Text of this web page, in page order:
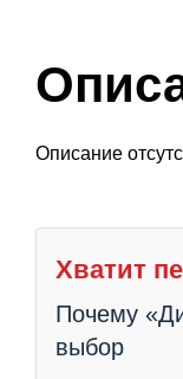
Описание
Хватит
Почему
выбор